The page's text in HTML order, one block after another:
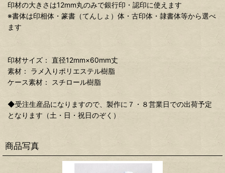
印材の大きさは12mm丸のみで銀行印・認印に使えます
※書体は印相体・篆書（てんしょ）体・古印体・隷書体等から選べ
ます
印材サイズ： 直径12mm×60mm丈
素材： ラメ入りポリエステル樹脂
ケース素材： スチロール樹脂
◆受注生産品になりますので、製作に７・８営業日での出荷予定
となります（土・日・祝日のぞく）
商品写真